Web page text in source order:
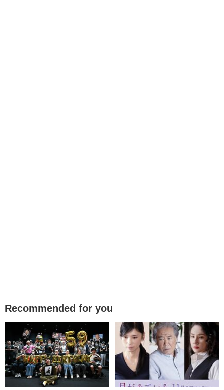
Recommended for you